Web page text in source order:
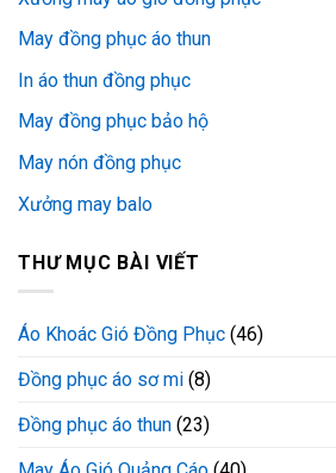
May đồng phục áo thun
In áo thun đồng phục
May đồng phục bảo hộ
May nón đồng phục
Xưởng may balo
THƯ MỤC BÀI VIẾT
Áo Khoác Gió Đồng Phục (46)
Đồng phục áo sơ mi (8)
Đồng phục áo thun (23)